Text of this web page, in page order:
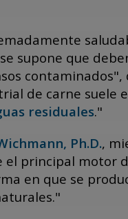
supone que
de carne suele
residuales."
Ph.D.,
el principal motor
en que se